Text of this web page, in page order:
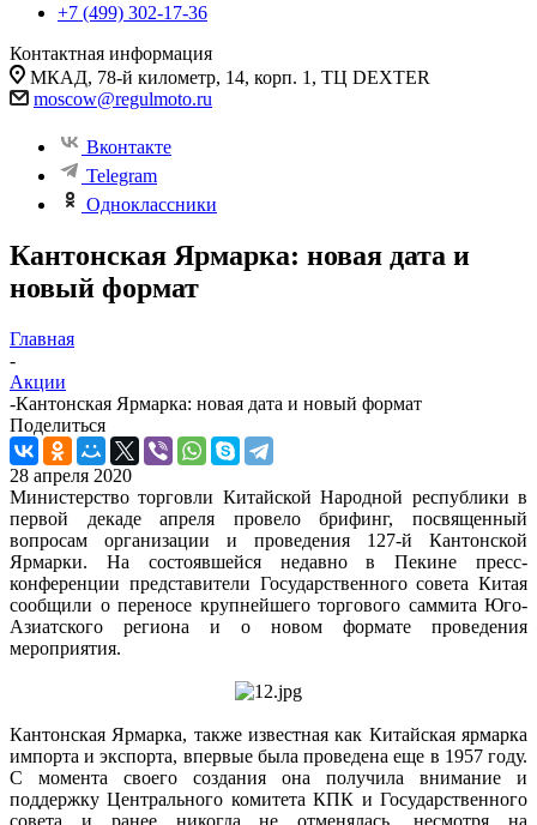
+7 (499) 302-17-36
Контактная информация
МКАД, 78-й километр, 14, корп. 1, ТЦ DEXTER
moscow@regulmoto.ru
Вконтакте
Telegram
Одноклассники
Кантонская Ярмарка: новая дата и
новый формат
Главная
-
Акции
-Кантонская Ярмарка: новая дата и новый формат
Поделиться
28 апреля 2020
Министерство торговли Китайской Народной республики в
первой декаде апреля провело брифинг, посвященный
вопросам организации и проведения 127-й Кантонской
Ярмарки. На состоявшейся недавно в Пекине пресс-
конференции представители Государственного совета Китая
сообщили о переносе крупнейшего торгового саммита Юго-
Азиатского региона и о новом формате проведения
мероприятия.
Кантонская Ярмарка, также известная как Китайская ярмарка
импорта и экспорта, впервые была проведена еще в 1957 году.
С момента своего создания она получила внимание и
поддержку Центрального комитета КПК и Государственного
совета и ранее никогда не отменялась, несмотря на